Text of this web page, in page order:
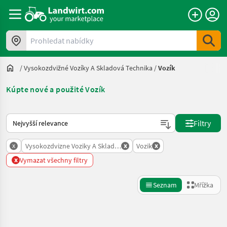
Prohledat nabídky
/Vysokozdvižné Vozíky A Skladová Technika /Vozík
Kúpte nové a použité Vozík
Takto se řadí nabídky na Landwirt.com
Filtry
x Vysokozdvizne Voziky A Skladova Technika
x Vozik x
x Vymazat všechny filtry
Seznam Mřížka